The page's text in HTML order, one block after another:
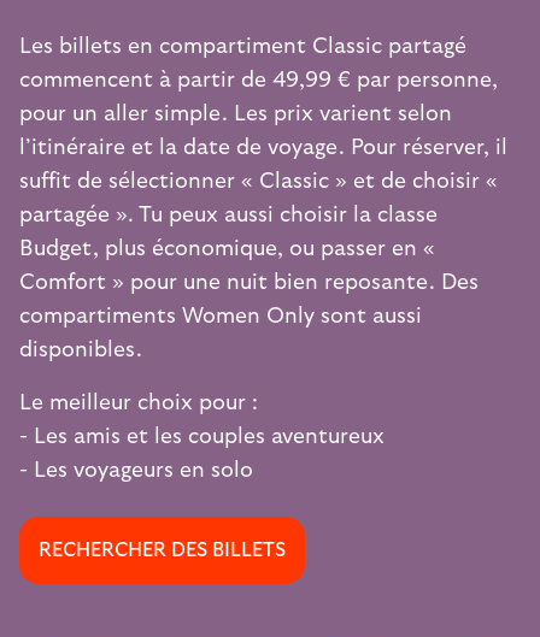
Les billets en compartiment Classic partagé
commencent à partir de 49,99 € par personne,
pour un aller simple. Les prix varient selon
l’itinéraire et la date de voyage. Pour réserver, il
suffit de sélectionner « Classic » et de choisir «
partagée ». Tu peux aussi choisir la classe
Budget, plus économique, ou passer en «
Comfort » pour une nuit bien reposante. Des
compartiments Women Only sont aussi
disponibles.
Le meilleur choix pour :
- Les amis et les couples aventureux
- Les voyageurs en solo
RECHERCHER DES BILLETS